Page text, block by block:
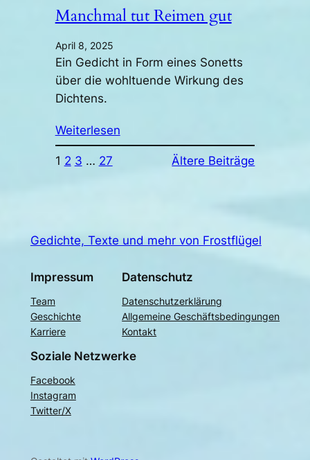
Manchmal tut Reimen gut
April 8, 2025
Ein Gedicht in Form eines Sonetts
über die wohltuende Wirkung des
Dichtens.
Weiterlesen
1 2 3 … 27 Ältere Beiträge
Gedichte, Texte und mehr von Frostflügel
Impressum
Team
Geschichte
Karriere
Datenschutz
Datenschutzerklärung
Allgemeine Geschäftsbedingungen
Kontakt
Soziale Netzwerke
Facebook
Instagram
Twitter/X